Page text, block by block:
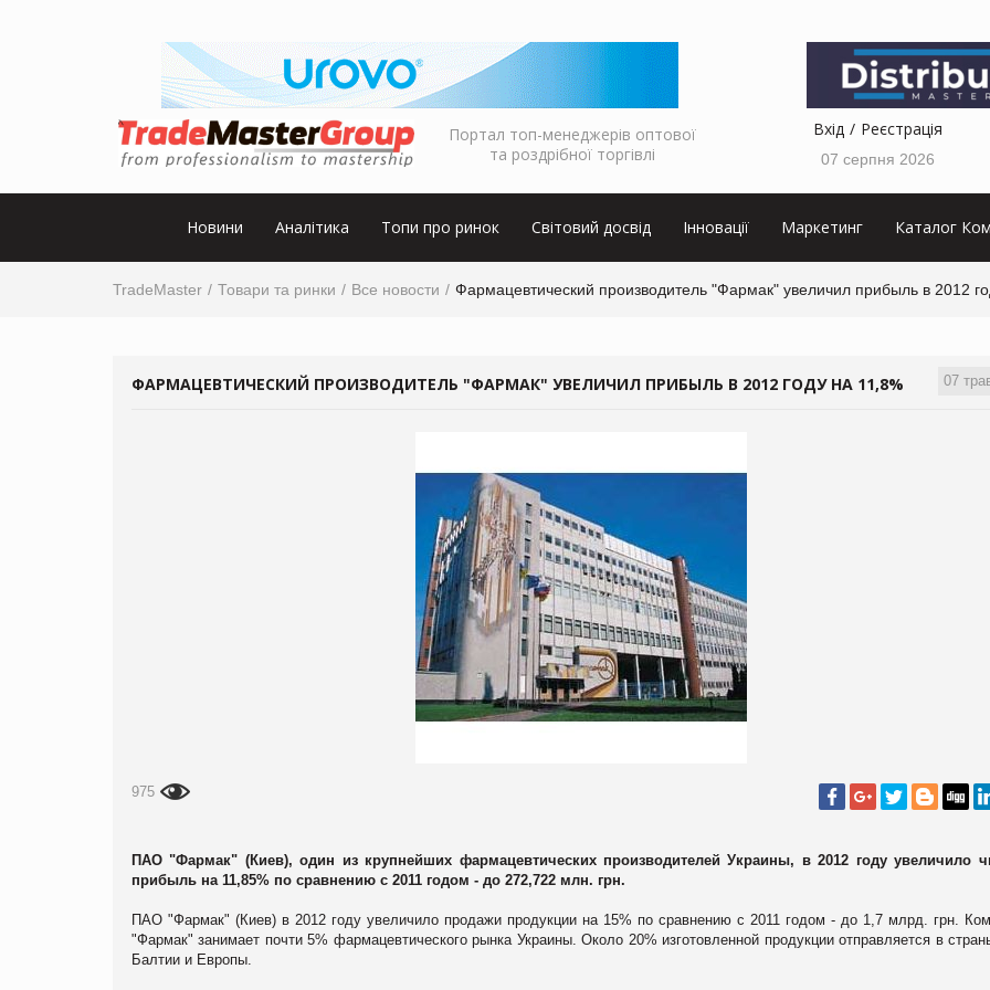
Портал топ-менеджерів оптової
та роздрібної торгівлі
Вхід Реєстрація
07 серпня 2026
Новини Аналітика Топи про ринок Світовий досвід Інновації Маркетинг Каталог
TradeMaster Товари та ринки Все новости Фармацевтический производитель "Фармак" увеличил прибыль в 2012
07
ФАРМАЦЕВТИЧЕСКИЙ ПРОИЗВОДИТЕЛЬ "ФАРМАК" УВЕЛИЧИЛ ПРИБЫЛЬ В 2012 ГОДУ НА 11,8%
975
ПАО "Фармак" (Киев), один из крупнейших фармацевтических производителей Украины, в 2012 году увеличило
прибыль на 11,85% по сравнению с 2011 годом - до 272,722 млн. грн.
ПАО "Фармак" (Киев) в 2012 году увеличило продажи продукции на 15% по сравнению с 2011 годом - до 1,7 млрд. грн.
"Фармак" занимает почти 5% фармацевтического рынка Украины. Около 20% изготовленной продукции отправляется в
Балтии и Европы.